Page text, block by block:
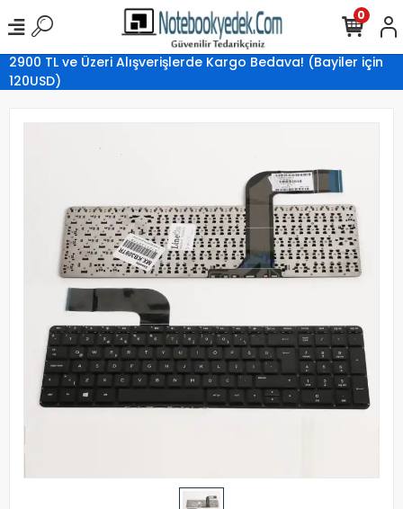
2900 TL ve Üzeri Alışverişlerde Kargo Bedava! (Bayiler için
120USD)
0